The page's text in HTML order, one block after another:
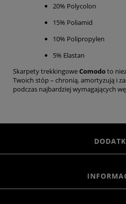
20% Polycolon
15% Poliamid
10% Polipropylen
5% Elastan
Skarpety trekkingoweComodoto
Twoich stóp – chronią, amortyzują i
podczas najbardziej wymagających